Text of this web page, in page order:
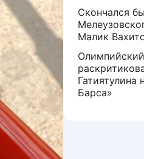
Скончался
Малик
Гатиятулина
Барса»